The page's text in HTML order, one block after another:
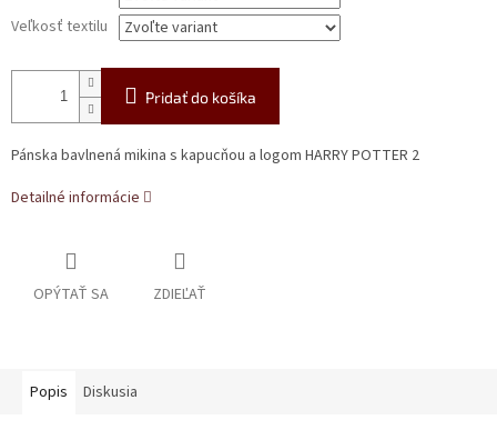
Veľkosť textilu
Pridať do košíka
Pánska bavlnená mikina s kapucňou a logom HARRY POTTER 2
Detailné informácie
OPÝTAŤ SA ZDIEĽAŤ
Popis Diskusia